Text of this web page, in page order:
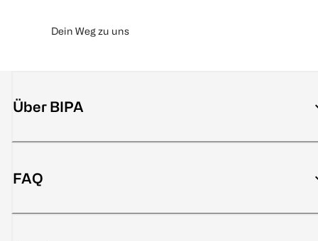
Dein Weg zu uns
Über BIPA
FAQ